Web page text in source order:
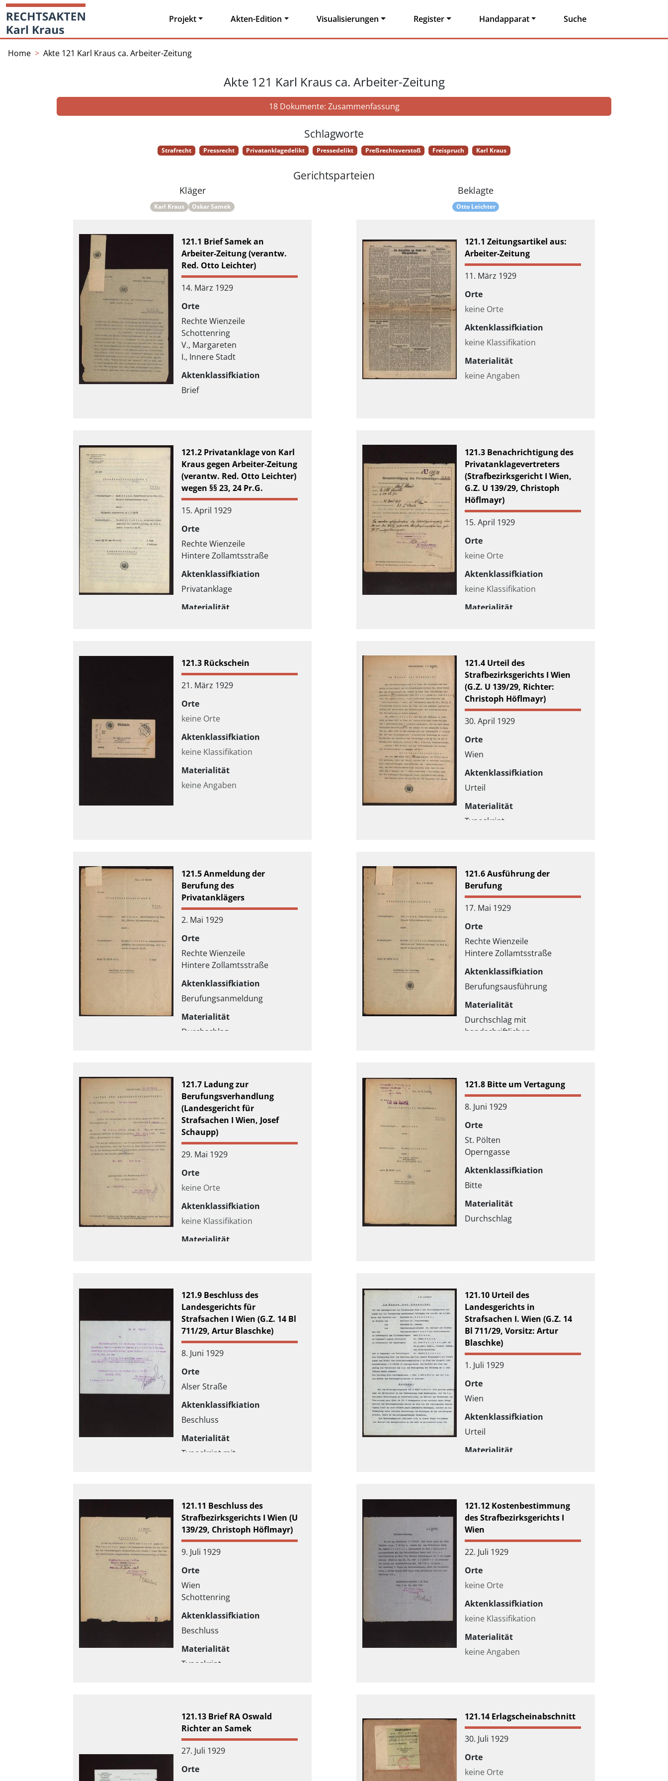
Skip
content
Startseite
Projekt Akten-Edition Visualisierungen Register Handapparat Suche
Home Akte 121 Karl Kraus ca. Arbeiter-Zeitung
Akte 121 Karl Kraus ca. Arbeiter-Zeitung
18 Dokumente: Zusammenfassung
Schlagworte
Strafrecht Pressrecht Privatanklagedelikt Pressedelikt Preßrechtsverstoß Freispruch Karl Kraus
Gerichtsparteien
Kläger
Karl Kraus Oskar Samek
Beklagte
Otto Leichter
121.1 Brief Samek an
Arbeiter-Zeitung (verantw.
Red. Otto Leichter)
14. März 1929
Orte
Rechte Wienzeile
Schottenring
V., Margareten
I., Innere Stadt
Aktenklassifkiation
Brief
121.1 Zeitungsartikel aus:
Arbeiter-Zeitung
11. März 1929
Orte
keine Orte
Aktenklassifkiation
keine Klassifikation
Materialität
keine Angaben
121.2 Privatanklage von Karl
Kraus gegen Arbeiter-Zeitung
(verantw. Red. Otto Leichter)
wegen §§ 23, 24 Pr.G.
15. April 1929
Orte
Rechte Wienzeile
Hintere Zollamtsstraße
Aktenklassifkiation
Privatanklage
Materialität
121.3 Benachrichtigung des
Privatanklagevertreters
(Strafbezirksgericht I Wien,
G.Z. U 139/29, Christoph
Höflmayr)
15. April 1929
Orte
keine Orte
Aktenklassifkiation
keine Klassifikation
Materialität
121.3 Rückschein
21. März 1929
Orte
keine Orte
Aktenklassifkiation
keine Klassifikation
Materialität
keine Angaben
121.4 Urteil des
Strafbezirksgerichts I Wien
(G.Z. U 139/29, Richter:
Christoph Höflmayr)
30. April 1929
Orte
Wien
Aktenklassifkiation
Urteil
Materialität
Typoskript
121.5 Anmeldung der
Berufung des
Privatanklägers
2. Mai 1929
Orte
Rechte Wienzeile
Hintere Zollamtsstraße
Aktenklassifkiation
Berufungsanmeldung
Materialität
Durchschlag
121.6 Ausführung der
Berufung
17. Mai 1929
Orte
Rechte Wienzeile
Hintere Zollamtsstraße
Aktenklassifkiation
Berufungsausführung
Materialität
Durchschlag mit
handschriftlichen
121.7 Ladung zur
Berufungsverhandlung
(Landesgericht für
Strafsachen I Wien, Josef
Schaupp)
29. Mai 1929
Orte
keine Orte
Aktenklassifkiation
keine Klassifikation
Materialität
121.8 Bitte um Vertagung
8. Juni 1929
Orte
St. Pölten
Operngasse
Aktenklassifkiation
Bitte
Materialität
Durchschlag
121.9 Beschluss des
Landesgerichts für
Strafsachen I Wien (G.Z. 14 Bl
711/29, Artur Blaschke)
8. Juni 1929
Orte
Alser Straße
Aktenklassifkiation
Beschluss
Materialität
Typoskript mit
121.10 Urteil des
Landesgerichts in
Strafsachen I. Wien (G.Z. 14
Bl 711/29, Vorsitz: Artur
Blaschke)
1. Juli 1929
Orte
Wien
Aktenklassifkiation
Urteil
Materialität
121.11 Beschluss des
Strafbezirksgerichts I Wien (U
139/29, Christoph Höflmayr)
9. Juli 1929
Orte
Wien
Schottenring
Aktenklassifkiation
Beschluss
Materialität
Typoskript
121.12 Kostenbestimmung
des Strafbezirksgerichts I
Wien
22. Juli 1929
Orte
keine Orte
Aktenklassifkiation
keine Klassifikation
Materialität
keine Angaben
121.13 Brief RA Oswald
Richter an Samek
27. Juli 1929
Orte
121.14 Erlagscheinabschnitt
30. Juli 1929
Orte
keine Orte